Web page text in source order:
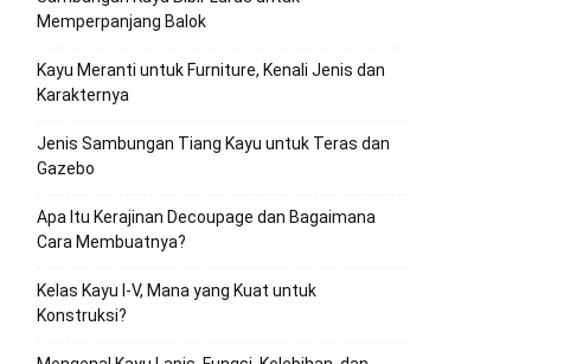
Memperpanjang Balok
Kayu Meranti untuk Furniture, Kenali Jenis dan
Karakternya
Jenis Sambungan Tiang Kayu untuk Teras dan
Gazebo
Apa Itu Kerajinan Decoupage dan Bagaimana
Cara Membuatnya?
Kelas Kayu I-V, Mana yang Kuat untuk
Konstruksi?